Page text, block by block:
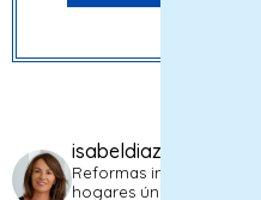
Reformas integrales a
hogares únicos que